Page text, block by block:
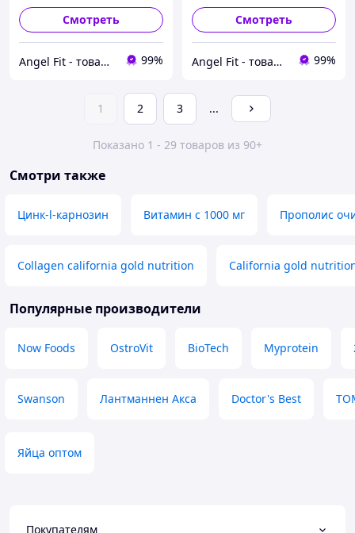
Смотреть
Angel Fit - товари для здоров'я, спорту та активного життя 99%
Смотреть
Angel Fit - товари для здоров'я, спорту та активного життя 99%
1 2 3 ...
Показано 1 - 29 товаров из 90+
Смотри также
Цинк-l-карнозин Витамин с 1000 мг Прополис
Collagen california gold nutrition California gold
Популярные производители
Now Foods OstroVit BioTech Myprotein
Swanson Лантманнен Акса Doctor's Best
Яйца оптом
Покупателям